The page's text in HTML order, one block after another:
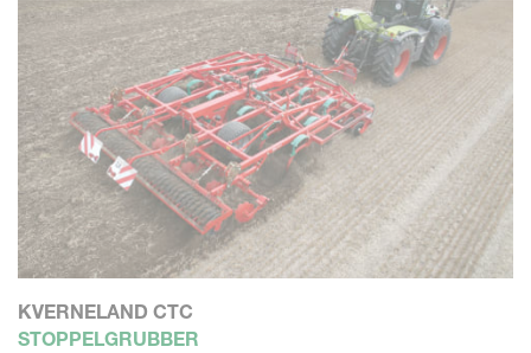
KVERNELAND CTC
STOPPELGRUBBER